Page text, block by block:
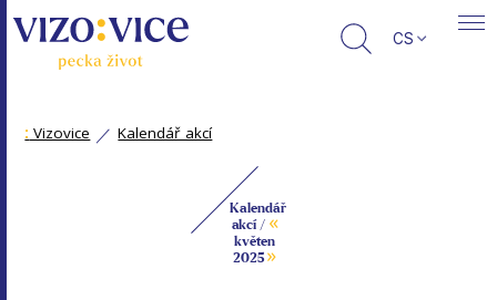
CS
: Vizovice Kalendář akcí
Kalendář
akcí / «
květen
2025»